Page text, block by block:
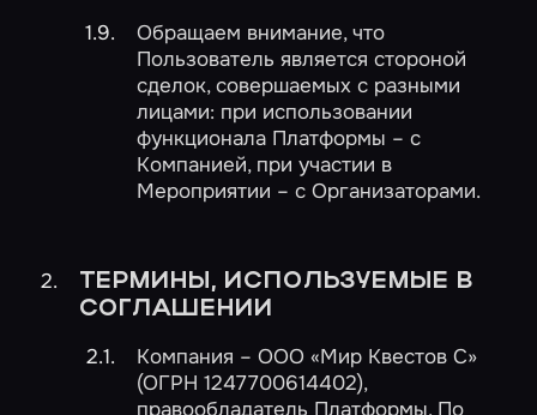
Обращаем внимание, что
Пользователь является стороной
сделок, совершаемых с разными
лицами: при использовании
функционала Платформы – с
Компанией, при участии в
Мероприятии – с Организаторами.
ТЕРМИНЫ, ИСПОЛЬЗУЕМЫЕ В
СОГЛАШЕНИИ
Компания – ООО «Мир Квестов С»
(ОГРН 1247700614402),
правообладатель Платформы. По